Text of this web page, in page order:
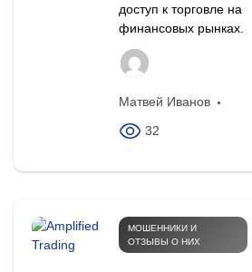
доступ к торговле на
финансовых рынках.
Матвей Иванов
32
МОШЕННИКИ И
ОТЗЫВЫ О НИХ